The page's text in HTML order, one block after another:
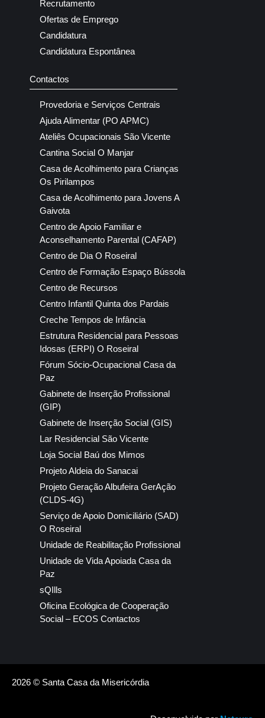
Recrutamento
Ofertas de Emprego
Candidatura
Candidatura Espontânea
Contactos
Provedoria e Serviços Centrais
Ajuda Alimentar (PO APMC)
Ateliês Ocupacionais São Vicente
Cantina Social O Manjar
Casa de Acolhimento para Crianças
Os Pirilampos
Casa de Acolhimento para Jovens A
Gaivota
Centro de Apoio Familiar e
Aconselhamento Parental (CAFAP)
Centro de Dia O Roseiral
Centro de Formação Espaço Bússola
Centro de Recursos
Centro Infantil Quinta dos Pardais
Creche Tempos de Infância
Estrutura Residencial para Pessoas
Idosas (ERPI) O Roseiral
Fórum Sócio-Ocupacional Casa da
Paz
Gabinete de Inserção Profissional
(GIP)
Gabinete de Inserção Social (GIS)
Lar Residencial São Vicente
Loja Social Baú dos Mimos
Projeto Aldeia do Sanacai
Projeto Geração Albufeira GerAção
(CLDS-4G)
Serviço de Apoio Domiciliário (SAD)
O Roseiral
Unidade de Reabilitação Profissional
Unidade de Vida Apoiada Casa da
Paz
sQIlls
Oficina Ecológica de Cooperação
Social – ECOS Contactos
2026 © Santa Casa da Misericórdia